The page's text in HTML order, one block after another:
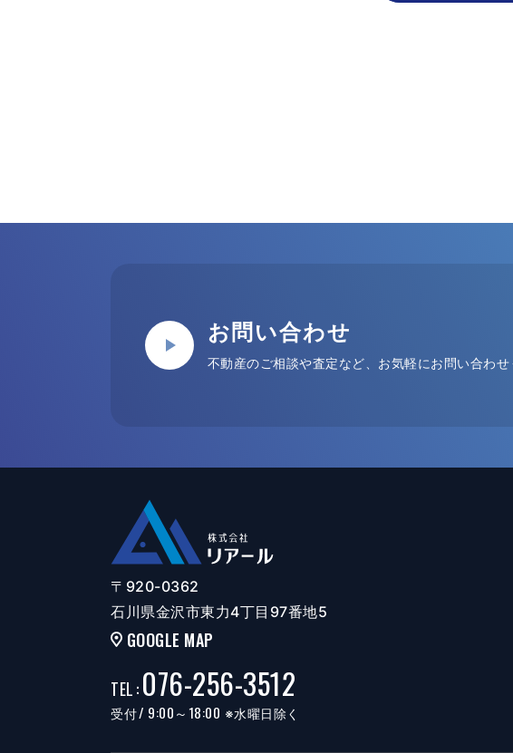
お問い合わせ
不動産のご相談や査定など、お気軽にお問い合わせ
〒920-0362
石川県金沢市東力4丁目97番地5
GOOGLE MAP
TEL:076-256-3512
受付/ 9:00～18:00 ※水曜日除く